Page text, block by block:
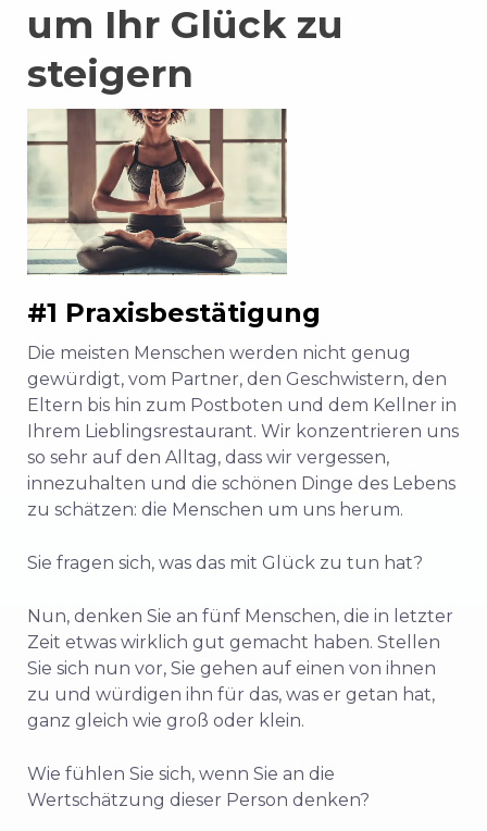
um Ihr Glück zu
steigern
#1 Praxisbestätigung
Die meisten Menschen werden nicht genug
gewürdigt, vom Partner, den Geschwistern, den
Eltern bis hin zum Postboten und dem Kellner in
Ihrem Lieblingsrestaurant. Wir konzentrieren uns
so sehr auf den Alltag, dass wir vergessen,
innezuhalten und die schönen Dinge des Lebens
zu schätzen: die Menschen um uns herum.
Sie fragen sich, was das mit Glück zu tun hat?
Nun, denken Sie an fünf Menschen, die in letzter
Zeit etwas wirklich gut gemacht haben. Stellen
Sie sich nun vor, Sie gehen auf einen von ihnen
zu und würdigen ihn für das, was er getan hat,
ganz gleich wie groß oder klein.
Wie fühlen Sie sich, wenn Sie an die
Wertschätzung dieser Person denken?